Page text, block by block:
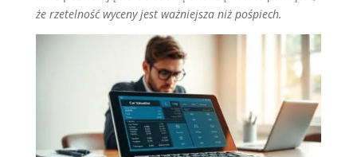
że rzetelność wyceny jest ważniejsza niż pośpiech.